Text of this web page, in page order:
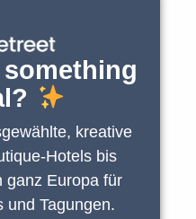
kreative
Hotels bis
ganz Europa für
und Tagungen.